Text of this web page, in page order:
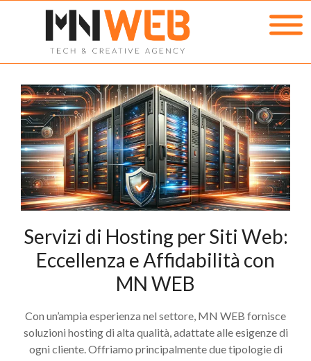
Servizi di Hosting per Siti Web:
Eccellenza e Affidabilità con
MN WEB
Con un’ampia esperienza nel settore, MN WEB fornisce
soluzioni hosting di alta qualità, adattate alle esigenze di
ogni cliente. Offriamo principalmente due tipologie di